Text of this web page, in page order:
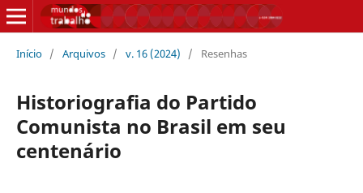
Início / Arquivos / v. 16 (2024) / Resenhas
Historiografia do Partido
Comunista no Brasil em seu
centenário